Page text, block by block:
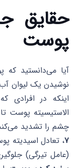
حقایق
پوست
نوشیدن یک لیوان
چشم را تشدید
۷، تعادل اسیدیته
(عامل تیرگی)